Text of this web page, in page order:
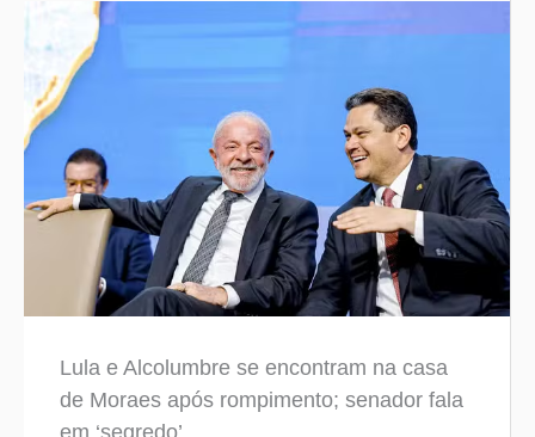
Lula e Alcolumbre se encontram na casa
de Moraes após rompimento; senador fala